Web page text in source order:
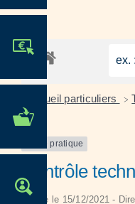
MES
OFFRES
Accueil particuliers >
Fiche pratique
Contrôle
Vérifié le 15/12/2021 -